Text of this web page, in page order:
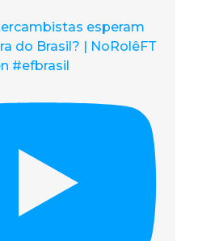
esperam
do Brasil? | NoRolêFT
#efbrasil